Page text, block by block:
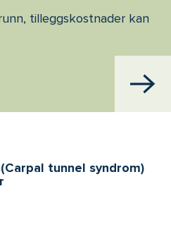
tilleggskostnader kan
tunnel syndrom)